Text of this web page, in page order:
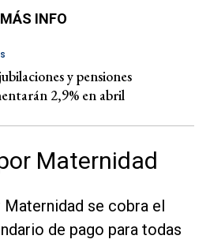
MÁS INFO
y pensiones
2,9% en abril
Maternidad
Maternidad se cobra el
de pago para todas